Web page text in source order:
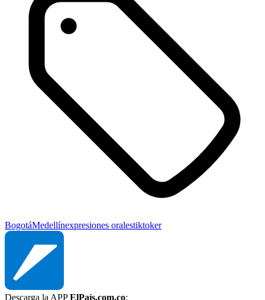
BogotáMedellínexpresiones oralestiktoker
Descarga la APPElPaís.com.co: